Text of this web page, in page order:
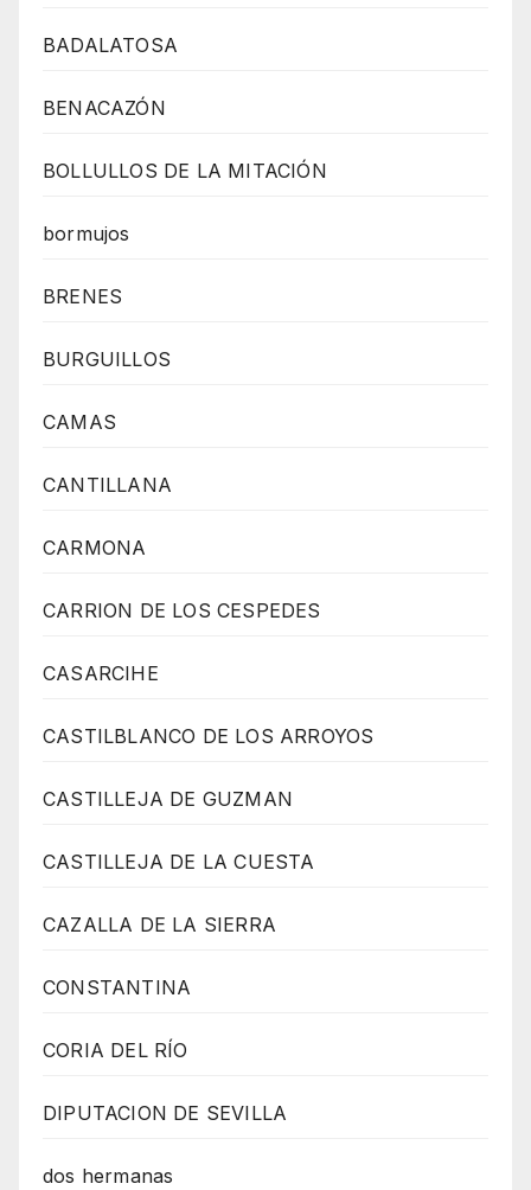
BADALATOSA
BENACAZÓN
BOLLULLOS DE LA MITACIÓN
bormujos
BRENES
BURGUILLOS
CAMAS
CANTILLANA
CARMONA
CARRION DE LOS CESPEDES
CASARCIHE
CASTILBLANCO DE LOS ARROYOS
CASTILLEJA DE GUZMAN
CASTILLEJA DE LA CUESTA
CAZALLA DE LA SIERRA
CONSTANTINA
CORIA DEL RÍO
DIPUTACION DE SEVILLA
dos hermanas